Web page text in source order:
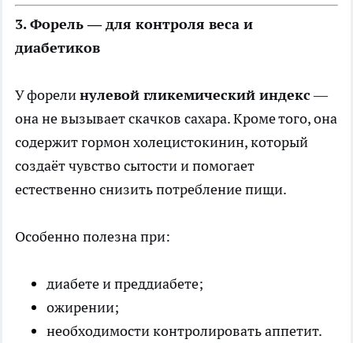
3. Форель — для контроля веса и
диабетиков
У форелинулевой гликемический индекс—
она не вызывает скачков сахара. Кроме того, она
содержит гормон холецистокинин, который
создаёт чувство сытости и помогает
естественно снизить потребление пищи.
Особенно полезна при:
диабете и преддиабете;
ожирении;
необходимости контролировать аппетит.